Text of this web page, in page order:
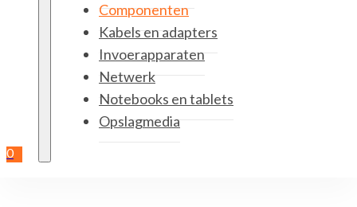
0
Componenten
Kabels en adapters
Invoerapparaten
Netwerk
Notebooks en tablets
Opslagmedia